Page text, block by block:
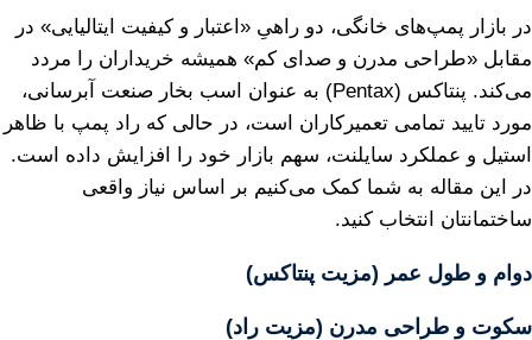
در بازار پمپ‌های خانگی، دو راهیِ «اعتبار و کیفیت ایتالیایی» در
مقابل «طراحی مدرن و صدای کم» همیشه خریداران را مردد
می‌کند. پنتاکس (Pentax) به عنوان اسب بخار صنعت آبرسانی،
مورد تایید تمامی تعمیرکاران است، در حالی که راد پمپ با ظاهر
استیل و عملکرد سایلنت، سهم بازار خود را افزایش داده است.
در این مقاله به شما کمک می‌کنیم بر اساس نیاز واقعی
ساختمانتان انتخاب کنید.
دوام و طول عمر (مزیت پنتاکس)
سکوت و طراحی مدرن (مزیت راد)